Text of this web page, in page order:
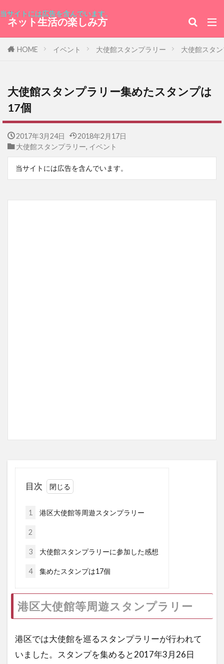
当サイトには広告を含んでいます。
ネット生活の楽しみ方
HOME イベント 大使館スタンプラリー 大使館スタ
大使館スタンプラリー集めたスタンプは
17個
2017年3月24日
2018年2月17日
大使館スタンプラリー, イベント
当サイトには広告を含んでいます。
目次
1 港区大使館等周遊スタンプラリー
2
3 大使館スタンプラリーに参加した感想
4 集めたスタンプは17個
港区大使館等周遊スタンプラリー
港区では大使館を巡るスタンプラリーが行われて
いました。スタンプを集めると2017年3月26日